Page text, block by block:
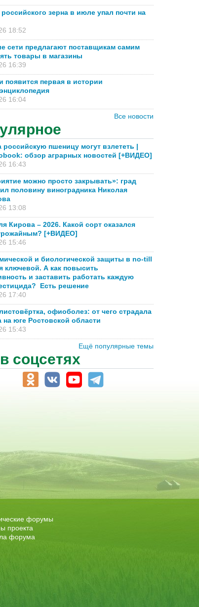
зерна в июле упал почти на
18:52
сети предлагают поставщикам самим
товары в магазины
16:39
появится первая в истории
16:04
Все новости
российскую пшеницу могут взлететь |
обзор аграрных новостей [+ВИДЕО]
16:43
можно просто закрывать»: град
половину виноградника Николая
13:08
Кирова – 2026. Какой сорт оказался
[+ВИДЕО]
15:46
и биологической защиты в no-till
ключевой. А как повысить
и заставить работать каждую
Есть решение
17:40
офиоболез: от чего страдала
на юге Ростовской области
15:43
Ещё популярные темы
соцсетях
форумы
проекта
форума